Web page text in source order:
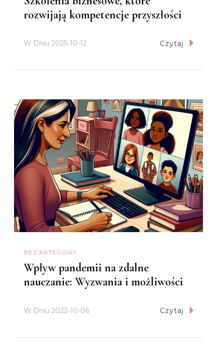
rozwijają kompetencje przyszłości
W Dniu 2025-10-12 Czytaj
BEZ KATEGORII
Wpływ pandemii na zdalne
nauczanie: Wyzwania i możliwości
W Dniu 2023-10-06 Czytaj